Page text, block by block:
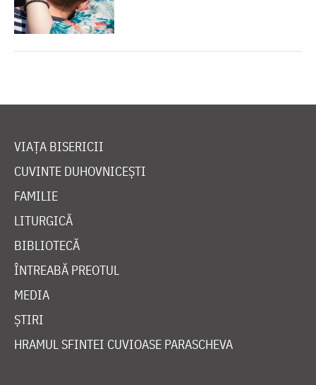
VIAȚA BISERICII
CUVINTE DUHOVNICEȘTI
FAMILIE
LITURGICĂ
BIBLIOTECĂ
ÎNTREABĂ PREOTUL
MEDIA
ȘTIRI
HRAMUL SFINTEI CUVIOASE PARASCHEVA